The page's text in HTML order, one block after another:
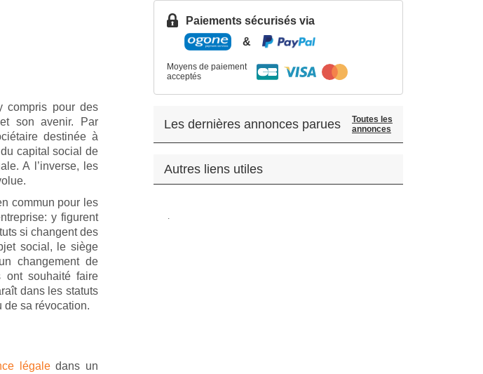
compris pour des
son avenir. Par
destinée à
capital social de
A l’inverse, les
commun pour les
y figurent
si changent des
social, le siège
changement de
ont souhaité faire
dans les statuts
de sa révocation.
légaledans un
Paiements sécurisés via
&
Moyens de paiement
acceptés
Les dernières annonces parues
Toutes les
annonces
Autres liens utiles
.